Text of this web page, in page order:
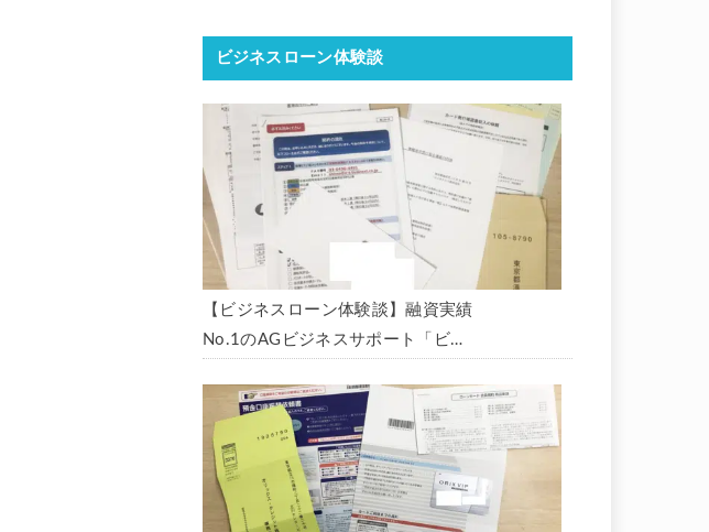
ビジネスローン体験談
【ビジネスローン体験談】融資実績
No.1のAGビジネスサポート「ビジ
枠で翌日に借りられました。全手順
を丁寧に解説します。